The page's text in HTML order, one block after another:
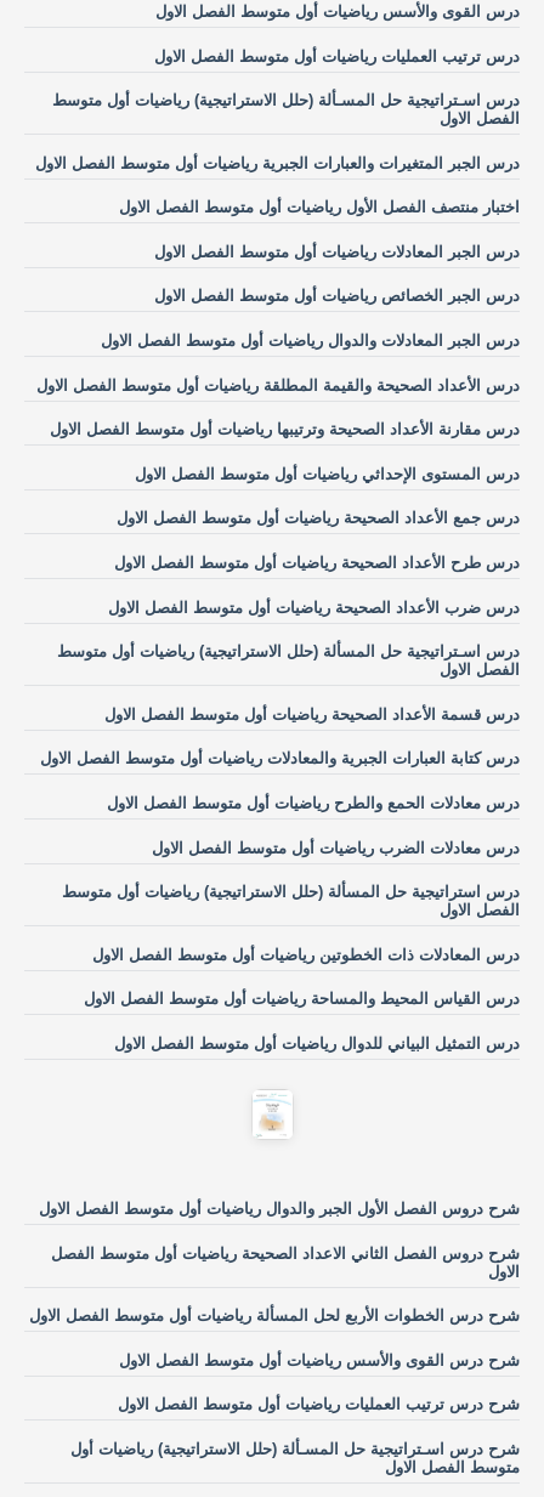
درس القوى والأسس رياضيات أول متوسط الفصل الاول
درس ترتيب العمليات رياضيات أول متوسط الفصل الاول
درس اسـتراتيجية حل المسـألة (حلل الاستراتيجية) رياضيات أول متوسط
الفصل الاول
درس الجبر المتغيرات والعبارات الجبرية رياضيات أول متوسط الفصل الاول
اختبار منتصف الفصل الأول رياضيات أول متوسط الفصل الاول
درس الجبر المعادلات رياضيات أول متوسط الفصل الاول
درس الجبر الخصائص رياضيات أول متوسط الفصل الاول
درس الجبر المعادلات والدوال رياضيات أول متوسط الفصل الاول
درس الأعداد الصحيحة والقيمة المطلقة رياضيات أول متوسط الفصل الاول
درس مقارنة الأعداد الصحيحة وترتيبها رياضيات أول متوسط الفصل الاول
درس المستوى الإحداثي رياضيات أول متوسط الفصل الاول
درس جمع الأعداد الصحيحة رياضيات أول متوسط الفصل الاول
درس طرح الأعداد الصحيحة رياضيات أول متوسط الفصل الاول
درس ضرب الأعداد الصحيحة رياضيات أول متوسط الفصل الاول
درس اسـتراتيجية حل المسألة (حلل الاستراتيجية) رياضيات أول متوسط
الفصل الاول
درس قسمة الأعداد الصحيحة رياضيات أول متوسط الفصل الاول
درس كتابة العبارات الجبرية والمعادلات رياضيات أول متوسط الفصل الاول
درس معادلات الحمع والطرح رياضيات أول متوسط الفصل الاول
درس معادلات الضرب رياضيات أول متوسط الفصل الاول
درس استراتيجية حل المسألة (حلل الاستراتيجية) رياضيات أول متوسط
الفصل الاول
درس المعادلات ذات الخطوتين رياضيات أول متوسط الفصل الاول
درس القياس المحيط والمساحة رياضيات أول متوسط الفصل الاول
درس التمثيل البياني للدوال رياضيات أول متوسط الفصل الاول
شرح دروس الفصل الأول الجبر والدوال رياضيات أول متوسط الفصل الاول
شرح دروس الفصل الثاني الاعداد الصحيحة رياضيات أول متوسط الفصل
الاول
شرح درس الخطوات الأربع لحل المسألة رياضيات أول متوسط الفصل الاول
شرح درس القوى والأسس رياضيات أول متوسط الفصل الاول
شرح درس ترتيب العمليات رياضيات أول متوسط الفصل الاول
شرح درس اسـتراتيجية حل المسـألة (حلل الاستراتيجية) رياضيات أول
متوسط الفصل الاول